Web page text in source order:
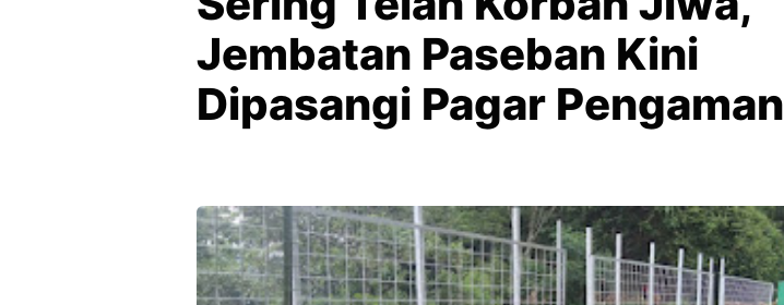
Jembatan Paseban Kini
Dipasangi Pagar Pengaman